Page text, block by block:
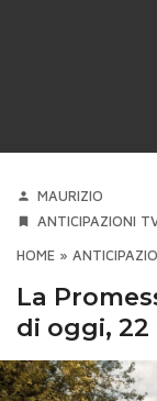
MAURIZIO
ANTICIPAZIONI
HOME »
La
di oggi,